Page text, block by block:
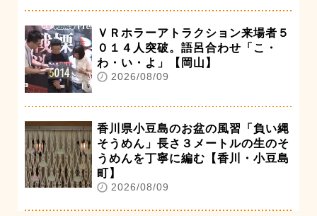
ＶＲホラーアトラクション来場者５
０１４人突破。語呂合わせ「こ・
わ・い・よ」【岡山】
2026/08/09
香川県小豆島のお盆の風習「負い縄
そうめん」長さ３メートルの生のそ
うめんを丁寧に編む【香川・小豆島
町】
2026/08/09